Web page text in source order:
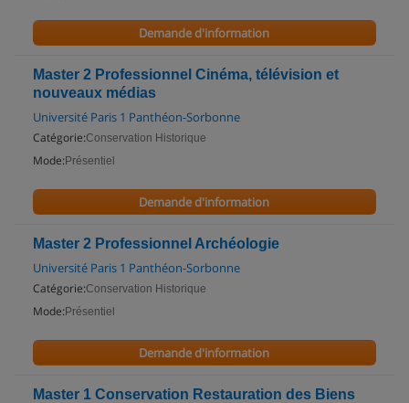
Demande d'information
Master 2 Professionnel Cinéma, télévision et
nouveaux médias
Université Paris 1 Panthéon-Sorbonne
Catégorie:Conservation Historique
Mode: Présentiel
Demande d'information
Master 2 Professionnel Archéologie
Université Paris 1 Panthéon-Sorbonne
Catégorie:Conservation Historique
Mode: Présentiel
Demande d'information
Master 1 Conservation Restauration des Biens